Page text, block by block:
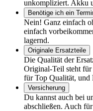
unkompliziert. Akku
Benötige ich ein
Nein! Ganz einfach
einfach
lagernd.
Originale Ersatzteile
Die Qualität der
Original-Teil steht
für Top Qualität, und
Versicherung
Du kannst auch bei
abschließen. Auch